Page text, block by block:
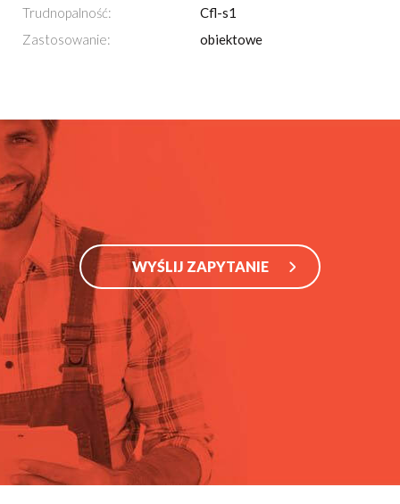
Trudnopalność:
Cfl-s1
Zastosowanie:
obiektowe
WYŚLIJ ZAPYTANIE